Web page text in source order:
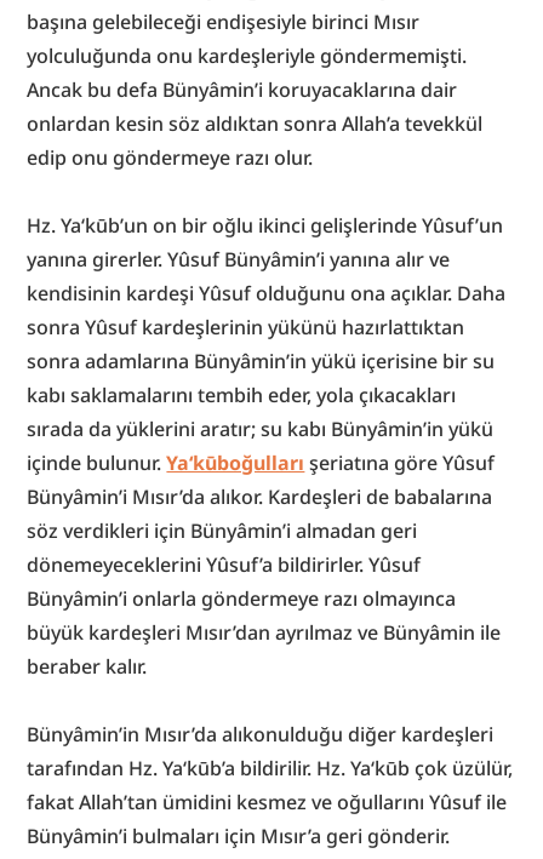
başına gelebileceği endişesiyle birinci Mısır
yolculuğunda onu kardeşleriyle göndermemişti.
Ancak bu defa Bünyâmin’i koruyacaklarına dair
onlardan kesin söz aldıktan sonra Allah’a tevekkül
edip onu göndermeye razı olur.
Hz. Ya‘kūb’un on bir oğlu ikinci gelişlerinde Yûsuf’un
yanına girerler. Yûsuf Bünyâmin’i yanına alır ve
kendisinin kardeşi Yûsuf olduğunu ona açıklar. Daha
sonra Yûsuf kardeşlerinin yükünü hazırlattıktan
sonra adamlarına Bünyâmin’in yükü içerisine bir su
kabı saklamalarını tembih eder, yola çıkacakları
sırada da yüklerini aratır; su kabı Bünyâmin’in yükü
içinde bulunur. Ya‘kūboğulları şeriatına göre Yûsuf
Bünyâmin’i Mısır’da alıkor. Kardeşleri de babalarına
söz verdikleri için Bünyâmin’i almadan geri
dönemeyeceklerini Yûsuf’a bildirirler. Yûsuf
Bünyâmin’i onlarla göndermeye razı olmayınca
büyük kardeşleri Mısır’dan ayrılmaz ve Bünyâmin ile
beraber kalır.
Bünyâmin’in Mısır’da alıkonulduğu diğer kardeşleri
tarafından Hz. Ya‘kūb’a bildirilir. Hz. Ya‘kūb çok üzülür,
fakat Allah’tan ümidini kesmez ve oğullarını Yûsuf ile
Bünyâmin’i bulmaları için Mısır’a geri gönderir.